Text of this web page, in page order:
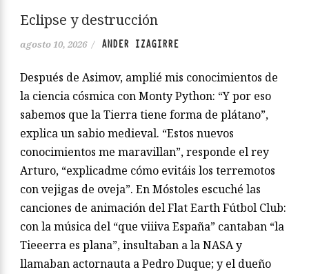
Eclipse y destrucción
agosto 10, 2026 / ANDER IZAGIRRE
Después de Asimov, amplié mis conocimientos de
la ciencia cósmica con Monty Python: “Y por eso
sabemos que la Tierra tiene forma de plátano”,
explica un sabio medieval. “Estos nuevos
conocimientos me maravillan”, responde el rey
Arturo, “explicadme cómo evitáis los terremotos
con vejigas de oveja”. En Móstoles escuché las
canciones de animación del Flat Earth Fútbol Club:
con la música del “que viiiva España” cantaban “la
Tieeerra es plana”, insultaban a la NASA y
llamaban actornauta a Pedro Duque; y el dueño